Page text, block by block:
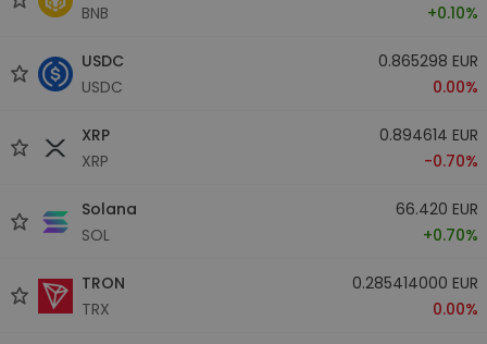
BNB
+0.10%
USDC
USDC
0.865298 EUR
0.00%
XRP
XRP
0.894614 EUR
-0.70%
Solana
SOL
66.420 EUR
+0.70%
TRON
TRX
0.285414000 EUR
0.00%